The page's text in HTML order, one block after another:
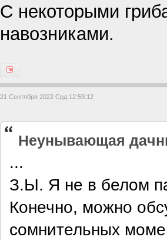
С некоторыми
навозниками.
21 Сентября 2022 Срд 12:59:12
Heyнывaющая
...
З.Ы. Я не в белом
Конечно, можно
сомнительных